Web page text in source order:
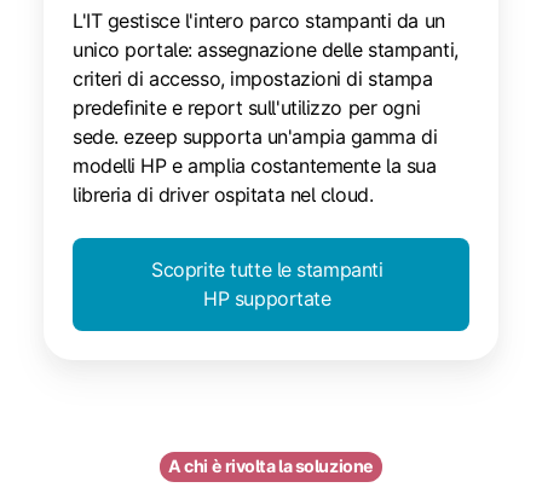
L'IT gestisce l'intero parco stampanti da un
unico portale: assegnazione delle stampanti,
criteri di accesso, impostazioni di stampa
predefinite e report sull'utilizzo per ogni
sede. ezeep supporta un'ampia gamma di
modelli HP e amplia costantemente la sua
libreria di driver ospitata nel cloud.
Scoprite tutte le stampanti
HP supportate
A chi è rivolta la soluzione